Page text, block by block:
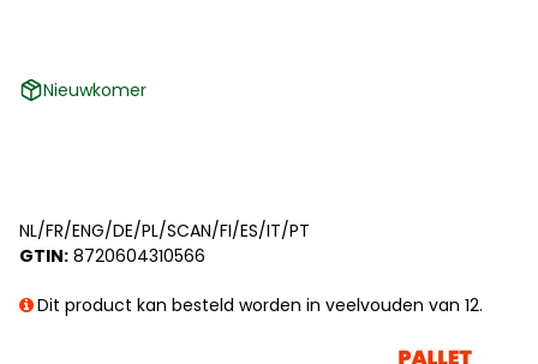
Nieuwkomer
NL/FR/ENG/DE/PL/SCAN/FI/ES/IT/PT
GTIN: 8720604310566
Dit product kan besteld worden in veelvouden van 12.